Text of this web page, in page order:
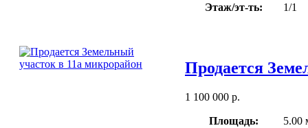
Этаж/эт-ть:
1/1
Продается
1 100 000 р.
Площадь:
5.00